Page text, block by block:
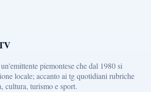
piemontese che dal 1980 si
locale; accanto ai tg quotidiani rubriche
cultura, turismo e sport.